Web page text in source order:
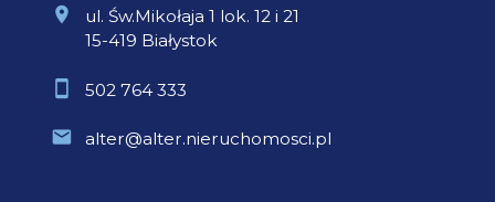
ul. Św.Mikołaja 1 lok. 12 i 21
15-419 Białystok
502 764 333
alter@alter.nieruchomosci.pl